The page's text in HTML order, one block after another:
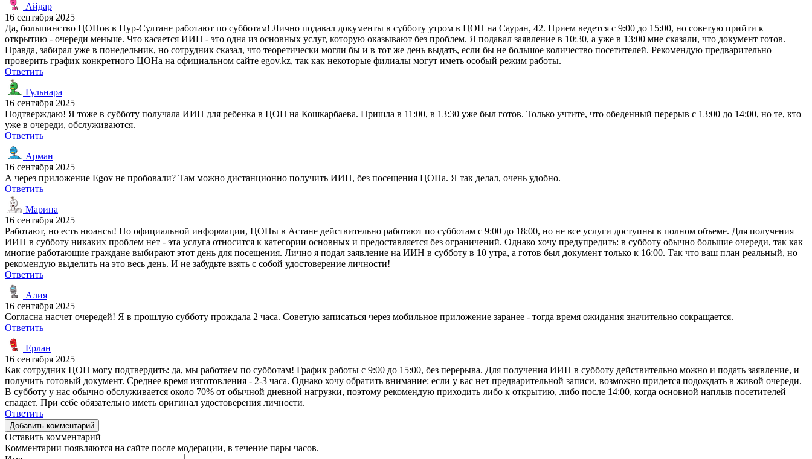
Айдар
16 сентября 2025
Да, большинство ЦОНов в Нур-Султане работают по субботам! Лично подавал документы в субботу утром в ЦОН на Сауран, 42. Прием ведется с 9:00 до 15:00, но советую прийти к
открытию - очереди меньше. Что касается ИИН - это одна из основных услуг, которую оказывают без проблем. Я подавал заявление в 10:30, а уже в 13:00 мне сказали, что документ готов.
Правда, забирал уже в понедельник, но сотрудник сказал, что теоретически могли бы и в тот же день выдать, если бы не большое количество посетителей. Рекомендую предварительно
проверить график конкретного ЦОНа на официальном сайте egov.kz, так как некоторые филиалы могут иметь особый режим работы.
Ответить
Гульнара
16 сентября 2025
Подтверждаю! Я тоже в субботу получала ИИН для ребенка в ЦОН на Кошкарбаева. Пришла в 11:00, в 13:30 уже был готов. Только учтите, что обеденный перерыв с 13:00 до 14:00, но те, кто
уже в очереди, обслуживаются.
Ответить
Арман
16 сентября 2025
А через приложение Egov не пробовали? Там можно дистанционно получить ИИН, без посещения ЦОНа. Я так делал, очень удобно.
Ответить
Марина
16 сентября 2025
Работают, но есть нюансы! По официальной информации, ЦОНы в Астане действительно работают по субботам с 9:00 до 18:00, но не все услуги доступны в полном объеме. Для получения
ИИН в субботу никаких проблем нет - эта услуга относится к категории основных и предоставляется без ограничений. Однако хочу предупредить: в субботу обычно большие очереди, так как
многие работающие граждане выбирают этот день для посещения. Лично я подал заявление на ИИН в субботу в 10 утра, а готов был документ только к 16:00. Так что ваш план реальный, но
рекомендую выделить на это весь день. И не забудьте взять с собой удостоверение личности!
Ответить
Алия
16 сентября 2025
Согласна насчет очередей! Я в прошлую субботу прождала 2 часа. Советую записаться через мобильное приложение заранее - тогда время ожидания значительно сокращается.
Ответить
Ерлан
16 сентября 2025
Как сотрудник ЦОН могу подтвердить: да, мы работаем по субботам! График работы с 9:00 до 15:00, без перерыва. Для получения ИИН в субботу действительно можно и подать заявление, и
получить готовый документ. Среднее время изготовления - 2-3 часа. Однако хочу обратить внимание: если у вас нет предварительной записи, возможно придется подождать в живой очереди.
В субботу у нас обычно обслуживается около 70% от обычной дневной нагрузки, поэтому рекомендую приходить либо к открытию, либо после 14:00, когда основной наплыв посетителей
спадает. При себе обязательно иметь оригинал удостоверения личности.
Ответить
Добавить комментарий
Оставить комментарий
Комментарии появляются на сайте после модерации, в течение пары часов.